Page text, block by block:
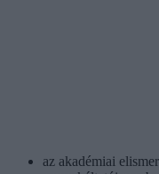
az akadémiai